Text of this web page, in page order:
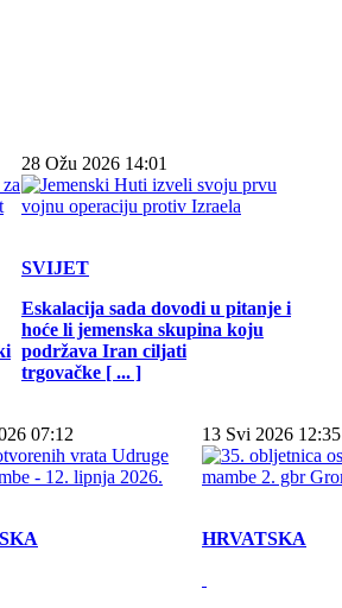
28 Ožu 2026 14:01
SVIJET
Eskalacija sada dovodi u pitanje i
hoće li jemenska skupina koju
podržava Iran ciljati
trgovačke [ ... ]
07:12 13 Svi 2026 12:35
HRVATSKA